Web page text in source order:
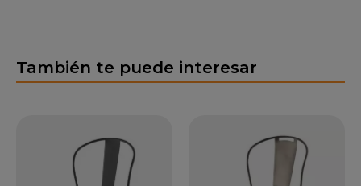
También te puede interesar